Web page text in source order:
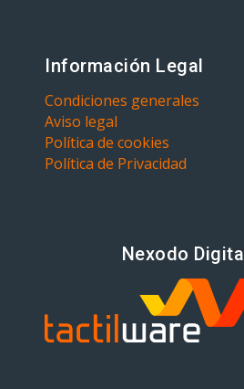
Información Legal
Condiciones generales
Aviso legal
Política de cookies
Política de Privacidad
Nexodo